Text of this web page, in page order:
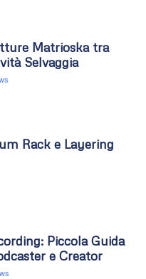
Matrioska tra
Selvaggia
Rack e Layering
Piccola Guida
e Creator